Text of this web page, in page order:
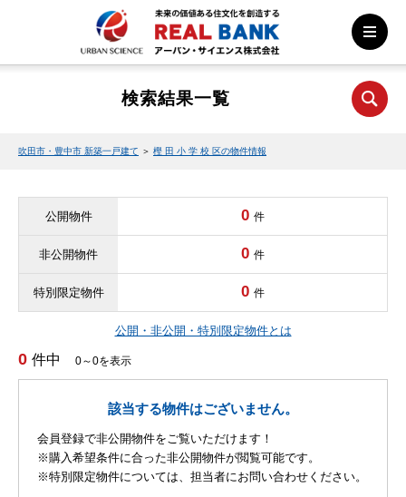
検索結果一覧
吹田市・豊中市 新築一戸建て ＞ 樫 田 小 学 校 区の物件情報
公開物件 0 件
非公開物件 0 件
特別限定物件 0 件
公開・非公開・特別限定物件とは
0 件中 0～0を表示
該当する物件はございません。
会員登録で非公開物件をご覧いただけます！
※購入希望条件に合った非公開物件が閲覧可能です。
※特別限定物件については、担当者にお問い合わせください。